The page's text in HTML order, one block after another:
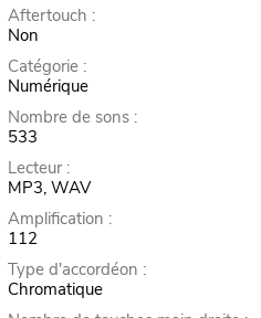
Aftertouch :
Non
Catégorie :
Numérique
Nombre de sons :
533
Lecteur :
MP3, WAV
Amplification :
112
Type d'accordéon :
Chromatique